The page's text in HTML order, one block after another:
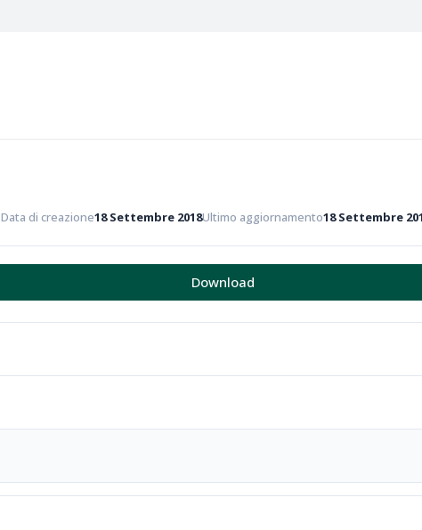
Data di creazione18 Settembre 2018Ultimo aggiornamento18 Settembre
Download